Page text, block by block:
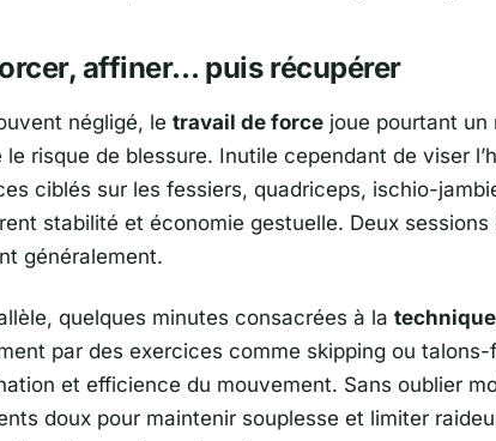
affiner… puis récupérer
négligé, le travail de force joue pourtant un
le risque de blessure. Inutile cependant de viser
ciblés sur les fessiers, quadriceps, ischio-
stabilité et économie gestuelle. Deux sessions
généralement.
quelques minutes consacrées à la
par des exercices comme skipping ou
et efficience du mouvement. Sans oublier
doux pour maintenir souplesse et limiter